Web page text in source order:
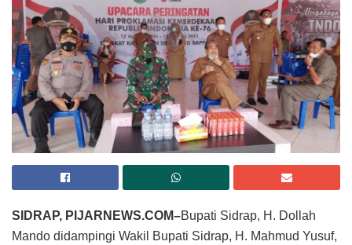
SIDRAP, PIJARNEWS.COM–Bupati Sidrap, H. Dollah
Mando didampingi Wakil Bupati Sidrap, H. Mahmud Yusuf,